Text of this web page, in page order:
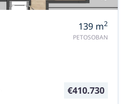
139 m2
PETOSOBAN
€410.730